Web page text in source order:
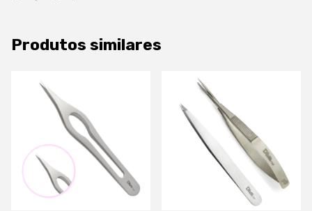
Produtos similares